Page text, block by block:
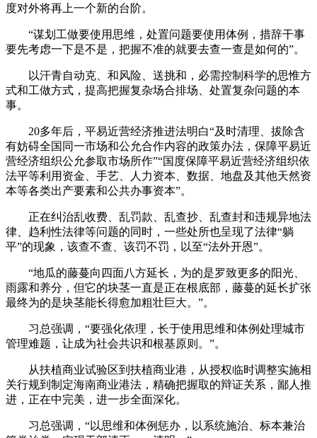
度对外将再上一个新的台阶。
“谋划工做要使用思维，处置问题要使用体例，措辞干事
要先考虑一下是不是，把握不准的就要去查一查是如何的”。
以汗青自动克、和风险、送挑和，必需控制科学的思惟方
式和工做方式，提高把握复杂场合排场、处置复杂问题的本
事。
20多年后，平易近营经济推进法明白“及时清理、拔除含
有妨碍全国同一市场和公允合作内容的政策办法，保障平易近
营经济组织公允参取市场所作”“国度保障平易近营经济组织依
法平等利用资金、手艺、人力资本、数据、地盘及其他天然资
本等各类出产要素和公共办事资本”。
正在纠治乱收费、乱罚款、乱查抄、乱查封和违规异地法
律、趋利性法律等问题的同时，一些处所也呈现了法律“躺
平”的现象，该查不查、该罚不罚，以至“法外开恩”。
“地瓜的藤蔓向四面八方延长，为的是罗致更多的阳光、
雨露和养分，但它的块茎一直是正在根底部，藤蔓的延长扩张
最终为的是块茎能长得愈加粗壮巨大。”。
习总强调，“要强化依理，长于使用思维和体例处理城市
管理难题，让成为社会共识和根基原则。”。
从扶植商业试验区到扶植商业港，从授权临时调整实施相
关行规到制定海南商业港法，精确把握取的辩证关系，鄙人推
进，正在中完美，进一步全面深化。
习总强调，“以思维和体例惩办，以系统施治、标本兼治